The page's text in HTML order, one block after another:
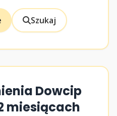
Szukaj
Dowcip
miesiącach